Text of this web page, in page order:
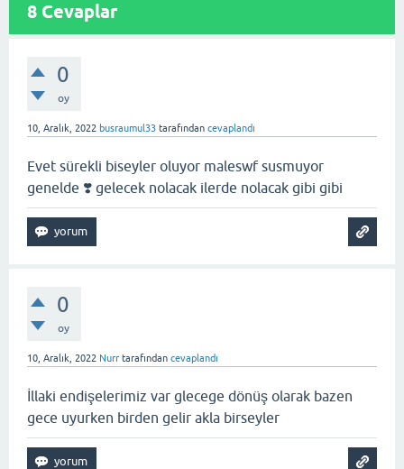
8 Cevaplar
0
oy
10, Aralık, 2022 busraumul33 tarafından cevaplandı
Evet sürekli biseyler oluyor maleswf susmuyor
genelde ❣️ gelecek nolacak ilerde nolacak gibi gibi
0
oy
10, Aralık, 2022 Nurr tarafından cevaplandı
İllaki endişelerimiz var glecege dönüş olarak bazen
gece uyurken birden gelir akla birseyler